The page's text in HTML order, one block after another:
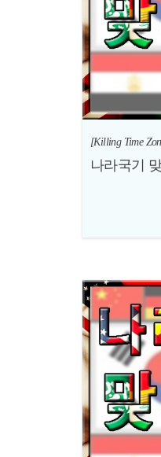
[Killing Time
나라국기